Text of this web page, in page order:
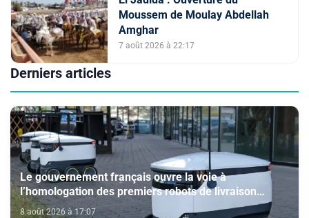
Moussem de Moulay Abdellah
Amghar
7 août 2026 à 22:17
Derniers articles
Le gouvernement français ouvre la voie à
l’homologation des premiers robots de livraison
autonome
8 août 2026 à 17:07